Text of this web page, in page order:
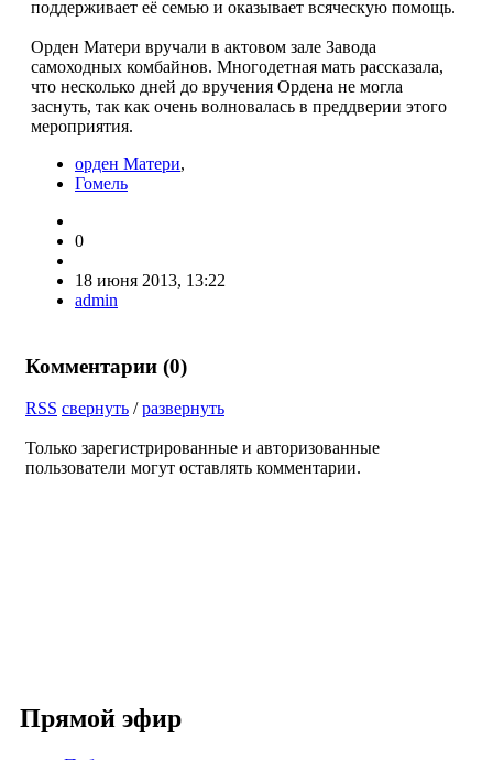
поддерживает её семью и оказывает всяческую помощь.
Орден Матери вручали в актовом зале Завода
самоходных комбайнов. Многодетная мать рассказала,
что несколько дней до вручения Ордена не могла
заснуть, так как очень волновалась в преддверии этого
мероприятия.
орден Матери,
Гомель
0
18 июня 2013, 13:22
admin
Комментарии (0)
RSS свернуть /развернуть
Только зарегистрированные и авторизованные
пользователи могут оставлять комментарии.
Прямой эфир